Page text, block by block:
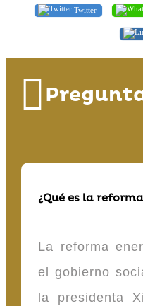
Twitter
¿Qué es la
La reforma
el gobierno
la presidenta